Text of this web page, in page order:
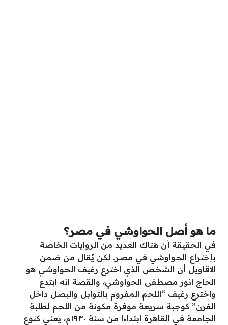
ما هو أصل الحواوشي في مصر؟
في الحقيقة أن هناك العديد من الروايات الخاصة
بإختراع الحواوشي في مصر. لكن يُقال من ضمن
الاقاويل أن الشخص الذي اخترع رغيف الحواوشي هو
الحاج انور مصطفى الحواوشي، والقصة انه ابتدع
واخترع رغيف “اللحم المفروم بالتوابل والبصل داخل
الفرن” كوجبة سريعة موفرة مكونة من اللحم لطلبة
الجامعة في القاهرة ابتداءا من سنة ١٩٣٠م، يعني كنوع